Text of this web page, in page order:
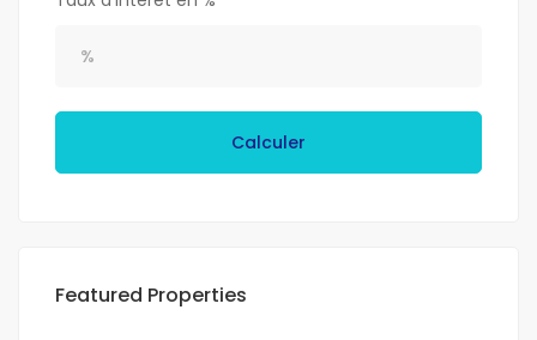
Calculer
Featured Properties